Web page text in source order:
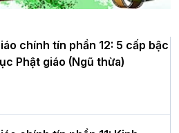
tu tập thứ
pháp mùa
chính tín phần 12: 5 cấp bậc
Phật giáo (Ngũ thừa)